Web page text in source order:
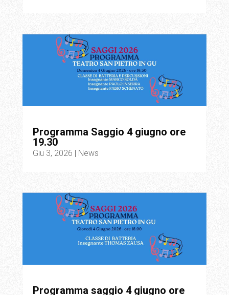
Programma Saggio 4 giugno ore
19.30
Giu 3, 2026 | News
Programma saggio 4 giugno ore